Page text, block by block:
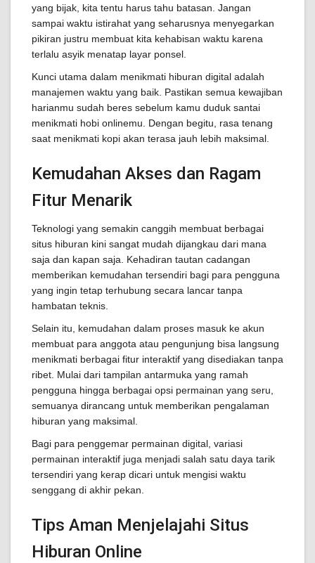
yang bijak, kita tentu harus tahu batasan. Jangan
sampai waktu istirahat yang seharusnya menyegarkan
pikiran justru membuat kita kehabisan waktu karena
terlalu asyik menatap layar ponsel.
Kunci utama dalam menikmati hiburan digital adalah
manajemen waktu yang baik. Pastikan semua kewajiban
harianmu sudah beres sebelum kamu duduk santai
menikmati hobi onlinemu. Dengan begitu, rasa tenang
saat menikmati kopi akan terasa jauh lebih maksimal.
Kemudahan Akses dan Ragam
Fitur Menarik
Teknologi yang semakin canggih membuat berbagai
situs hiburan kini sangat mudah dijangkau dari mana
saja dan kapan saja. Kehadiran tautan cadangan
memberikan kemudahan tersendiri bagi para pengguna
yang ingin tetap terhubung secara lancar tanpa
hambatan teknis.
Selain itu, kemudahan dalam proses masuk ke akun
membuat para anggota atau pengunjung bisa langsung
menikmati berbagai fitur interaktif yang disediakan tanpa
ribet. Mulai dari tampilan antarmuka yang ramah
pengguna hingga berbagai opsi permainan yang seru,
semuanya dirancang untuk memberikan pengalaman
hiburan yang maksimal.
Bagi para penggemar permainan digital, variasi
permainan interaktif juga menjadi salah satu daya tarik
tersendiri yang kerap dicari untuk mengisi waktu
senggang di akhir pekan.
Tips Aman Menjelajahi Situs
Hiburan Online